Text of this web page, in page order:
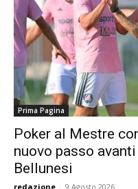
Prima Pagina
Poker al Mestre
nuovo passo
Bellunesi
redazione - 9 Agosto 2026